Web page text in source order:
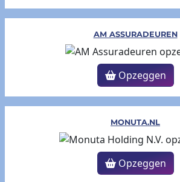
AM ASSURADEUREN
Opzeggen
MONUTA.NL
Opzeggen